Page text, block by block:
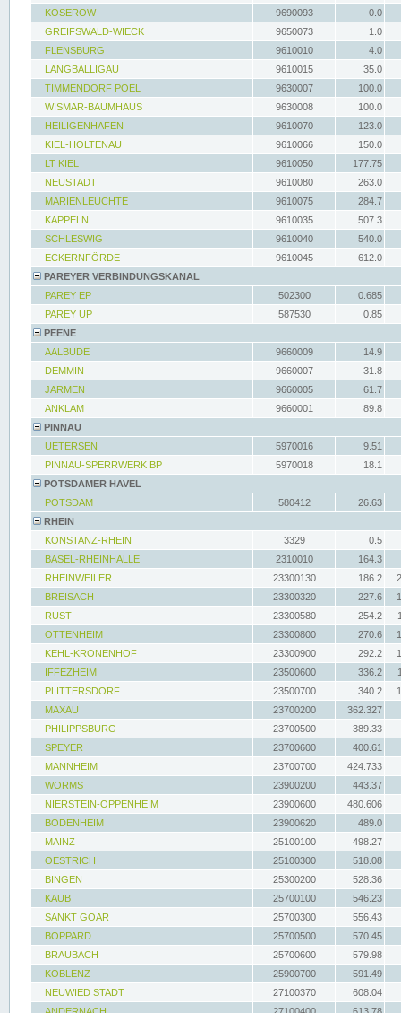
KOSEROW
9690093
0.0
GREIFSWALD-WIECK
9650073
1.0
FLENSBURG
9610010
4.0
LANGBALLIGAU
9610015
35.0
TIMMENDORF POEL
9630007
100.0
WISMAR-BAUMHAUS
9630008
100.0
HEILIGENHAFEN
9610070
123.0
KIEL-HOLTENAU
9610066
150.0
LT KIEL
9610050
177.75
NEUSTADT
9610080
263.0
MARIENLEUCHTE
9610075
284.7
KAPPELN
9610035
507.3
SCHLESWIG
9610040
540.0
ECKERNFÖRDE
9610045
612.0
PAREYER VERBINDUNGSKANAL
PAREY EP
502300
0.685
PAREY UP
587530
0.85
PEENE
AALBUDE
9660009
14.9
DEMMIN
9660007
31.8
JARMEN
9660005
61.7
ANKLAM
9660001
89.8
PINNAU
UETERSEN
5970016
9.51
PINNAU-SPERRWERK BP
5970018
18.1
POTSDAMER HAVEL
POTSDAM
580412
26.63
RHEIN
KONSTANZ-RHEIN
3329
0.5
BASEL-RHEINHALLE
2310010
164.3
RHEINWEILER
23300130 186.2
BREISACH
23300320 227.6
RUST
23300580 254.2
OTTENHEIM
23300800 270.6
KEHL-KRONENHOF
23300900 292.2
IFFEZHEIM
23500600 336.2
PLITTERSDORF
23500700 340.2
MAXAU
23700200
362.327
PHILIPPSBURG
23700500
389.33
SPEYER
23700600
400.61
MANNHEIM
23700700
424.733
WORMS
23900200
443.37
NIERSTEIN-OPPENHEIM
23900600
480.606
BODENHEIM
23900620
489.0
MAINZ
25100100
498.27
OESTRICH
25100300
518.08
BINGEN
25300200
528.36
KAUB
25700100
546.23
SANKT GOAR
25700300
556.43
BOPPARD
25700500
570.45
BRAUBACH
25700600
579.98
KOBLENZ
25900700
591.49
NEUWIED STADT
27100370
608.04